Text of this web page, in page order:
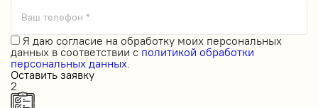
Ваш телефон *
Я даю согласие на обработку моих персональных
данных в соответствии с политикой обработки
персональных данных.
Оставить заявку
2